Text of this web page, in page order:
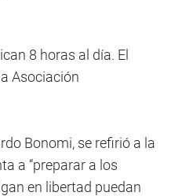
8 horas al día. El
Asociación
Bonomi, se refirió a la
a “preparar a los
en libertad puedan